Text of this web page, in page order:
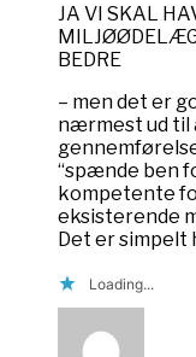
JA VI SKAL
BEDRE
– men det er
nærmest ud til
“spænde ben
kompetente
eksisterende
Det er simpelt
Loading...